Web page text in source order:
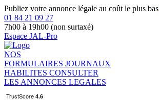
Publiez votre annonce légale au coût le plus bas
01 84 21 09 27
7h00 à 19h00 (non surtaxé)
Espace JAL-Pro
NOS
FORMULAIRES JOURNAUX
HABILITES CONSULTER
LES ANNONCES LEGALES